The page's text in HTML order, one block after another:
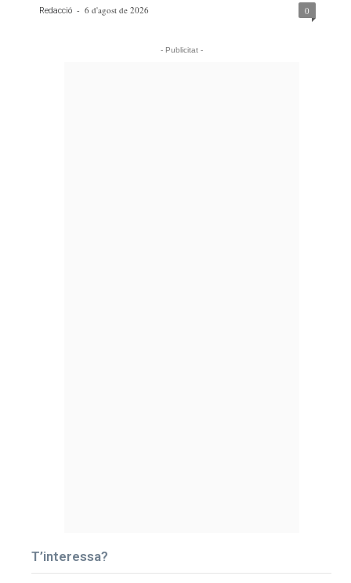
Redacció - 6 d'agost de 2026 0
- Publicitat -
T’interessa?